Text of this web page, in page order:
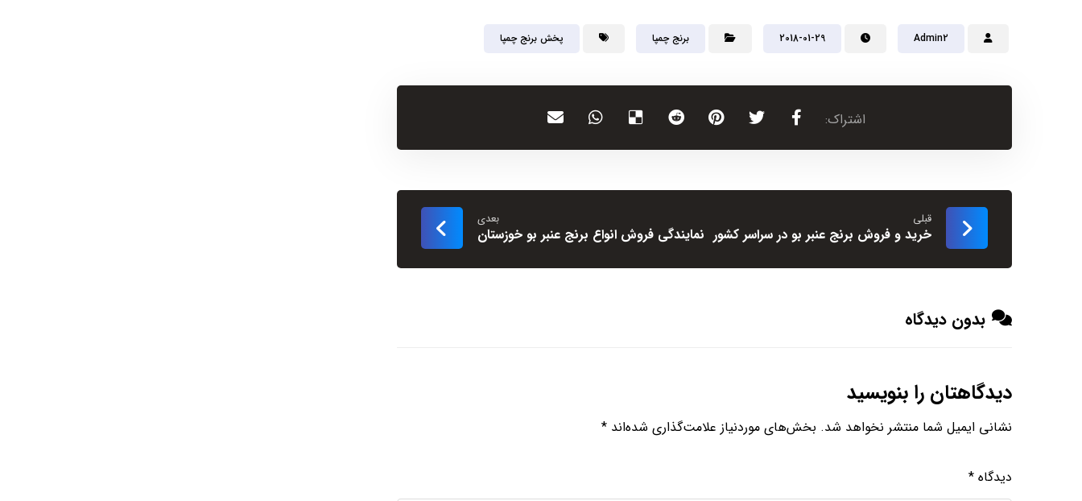
Admin2
2018-01-29 برنج چمپا پخش برنج چمپا
قبلی
خرید و فروش برنج عنبر بو در سراسر کشور
بعدی
نمایندگی فروش انواع برنج عنبر بو خوزستان
بدون دیدگاه
دیدگاهتان را بنویسید
نشانی ایمیل شما منتشر نخواهد شد. بخش‌های موردنیاز علامت‌گذاری شده‌اند *
دیدگاه *